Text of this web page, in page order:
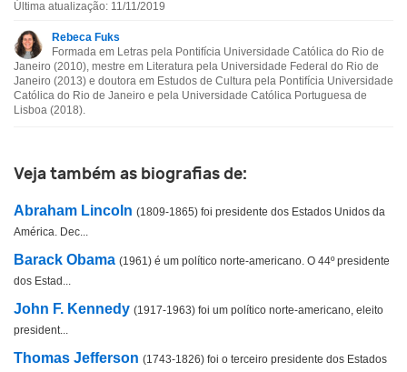
Esta biografia não tem a informação que procuro
Outro
Última atualização: 11/11/2019
Rebeca Fuks
Formada em Letras pela Pontifícia Universidade Católica do Rio de
Janeiro (2010), mestre em Literatura pela Universidade Federal do Rio de
Janeiro (2013) e doutora em Estudos de Cultura pela Pontifícia Universidade
Católica do Rio de Janeiro e pela Universidade Católica Portuguesa de
Lisboa (2018).
Veja também as biografias de:
Abraham Lincoln (1809-1865) foi presidente dos Estados Unidos da
América. Dec...
Barack Obama (1961) é um político norte-americano. O 44º presidente
dos Estad...
John F. Kennedy (1917-1963) foi um político norte-americano, eleito
president...
Thomas Jefferson (1743-1826) foi o terceiro presidente dos Estados